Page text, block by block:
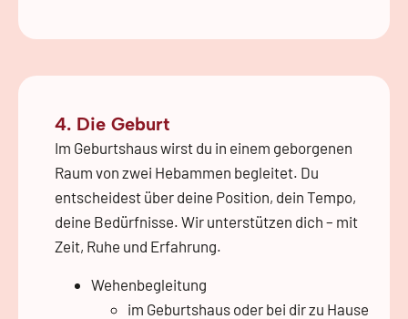
4. Die Geburt
Im Geburtshaus wirst du in einem geborgenen
Raum von zwei Hebammen begleitet. Du
entscheidest über deine Position, dein Tempo,
deine Bedürfnisse. Wir unterstützen dich – mit
Zeit, Ruhe und Erfahrung.
Wehenbegleitung
im Geburtshaus oder bei dir zu Hause